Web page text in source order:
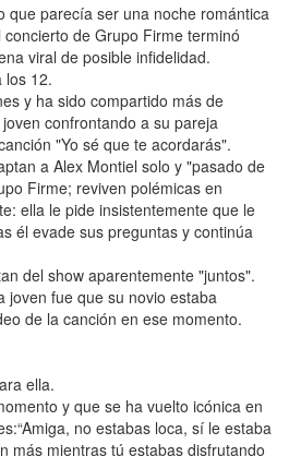
que parecía ser una noche romántica
de Grupo Firme terminó
viral de posible infidelidad.
los 12.
y ha sido compartido más de
confrontando a su pareja
"Yo sé que te acordarás".
a Alex Montiel solo y "pasado de
Firme; reviven polémicas en
ella le pide insistentemente que le
él evade sus preguntas y continúa
del show aparentemente "juntos".
joven fue que su novio estaba
de la canción en ese momento.
ella.
y que se ha vuelto icónica en
no estabas loca, sí le estaba
más mientras tú estabas disfrutando